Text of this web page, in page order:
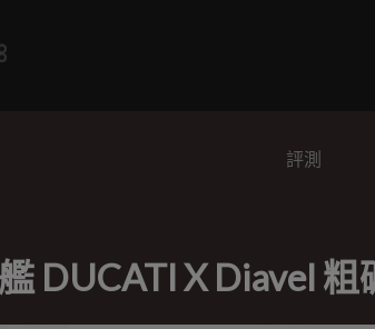
評測
DUCATI X Diavel 粗